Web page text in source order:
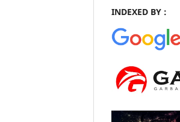
INDEXED BY :